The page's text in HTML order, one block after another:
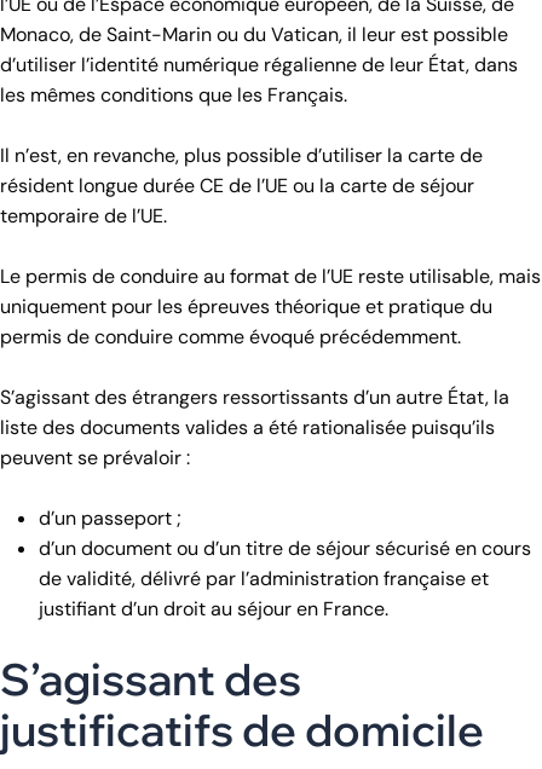
Monaco, de Saint-Marin ou du Vatican, il leur est possible
d’utiliser l’identité numérique régalienne de leur État, dans
les mêmes conditions que les Français.
Il n’est, en revanche, plus possible d’utiliser la carte de
résident longue durée CE de l’UE ou la carte de séjour
temporaire de l’UE.
Le permis de conduire au format de l’UE reste utilisable, mais
uniquement pour les épreuves théorique et pratique du
permis de conduire comme évoqué précédemment.
S’agissant des étrangers ressortissants d’un autre État, la
liste des documents valides a été rationalisée puisqu’ils
peuvent se prévaloir :
d’un passeport ;
d’un document ou d’un titre de séjour sécurisé en cours
de validité, délivré par l’administration française et
justifiant d’un droit au séjour en France.
S’agissant des
justificatifs de domicile